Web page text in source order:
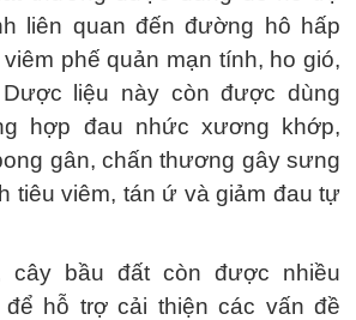
liên quan đến đường hô hấp
phế quản mạn tính, ho gió,
liệu này còn được dùng
hợp đau nhức xương khớp,
gân, chấn thương gây sưng
tiêu viêm, tán ứ và giảm đau tự
cây bầu đất còn được nhiều
hỗ trợ cải thiện các vấn đề